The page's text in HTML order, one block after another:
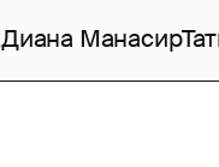
Диана Манасир